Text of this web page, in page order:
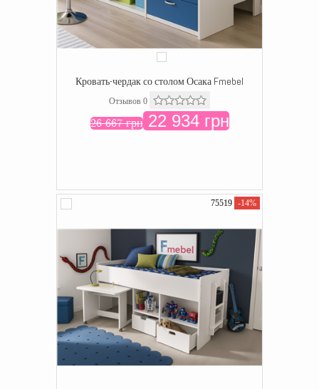
Кровать-чердак со столом Осака Fmebel
Отзывов 0
26 667 грн22 934 грн
75519 -14%